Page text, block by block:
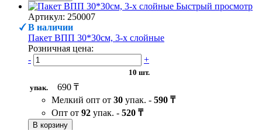
Быстрый просмотр
Артикул: 250007
В наличии
Пакет ВПП 30*30см, 3-х слойные
Розничная цена:
-
+
10 шт.
упак.
690 ₸
Мелкий опт от 30 упак. - 590 ₸
Опт от 92 упак. - 520 ₸
В корзину